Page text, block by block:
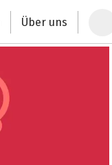
Über uns